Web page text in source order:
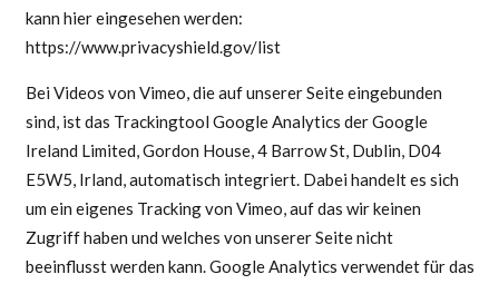
kann hier eingesehen werden:
https://www.privacyshield.gov/list
Bei Videos von Vimeo, die auf unserer Seite eingebunden
sind, ist das Trackingtool Google Analytics der Google
Ireland Limited, Gordon House, 4 Barrow St, Dublin, D04
E5W5, Irland, automatisch integriert. Dabei handelt es sich
um ein eigenes Tracking von Vimeo, auf das wir keinen
Zugriff haben und welches von unserer Seite nicht
beeinflusst werden kann. Google Analytics verwendet für das